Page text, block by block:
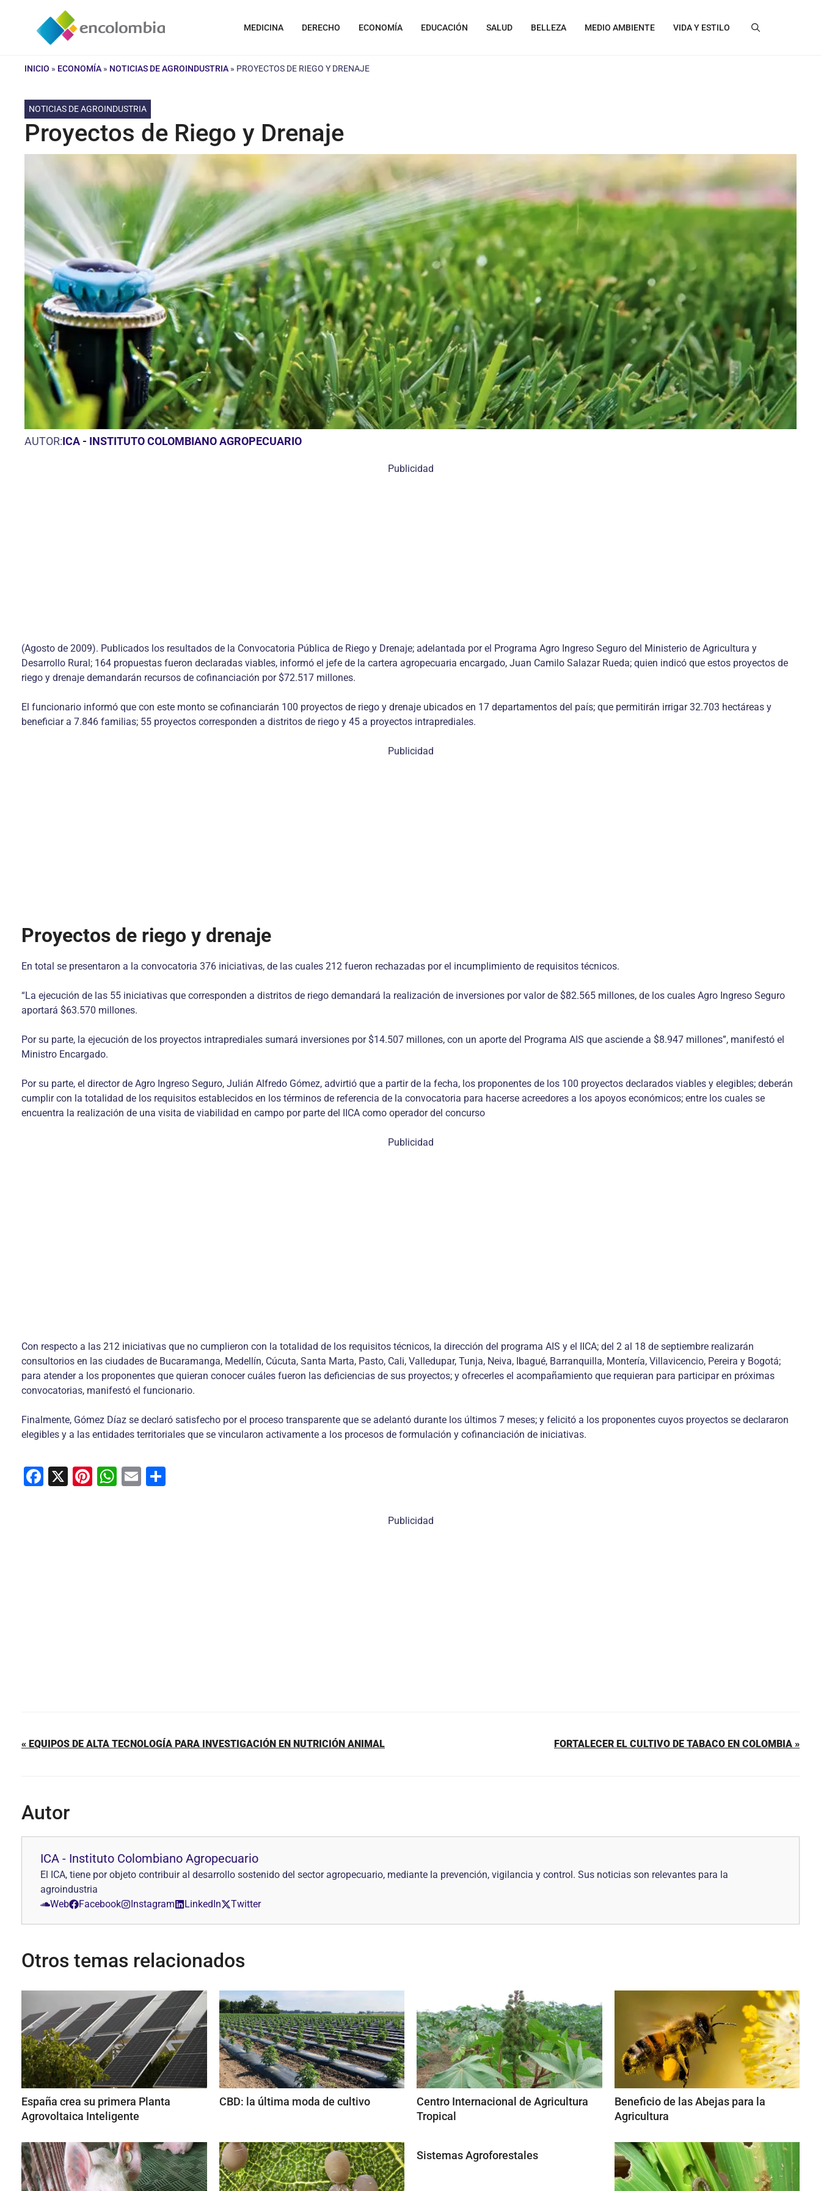
contenido
MEDICINA DERECHO ECONOMÍA EDUCACIÓN SALUD BELLEZA MEDIO AMBIENTE VIDA Y ESTILO
INICIO » ECONOMÍA » NOTICIAS DE AGROINDUSTRIA » PROYECTOS DE RIEGO Y DRENAJE
NOTICIAS DE AGROINDUSTRIA
Proyectos de Riego y Drenaje
AUTOR:ICA - INSTITUTO COLOMBIANO AGROPECUARIO
Publicidad
(Agosto de 2009). Publicados los resultados de la Convocatoria Pública de Riego y Drenaje; adelantada por el Programa Agro Ingreso Seguro del Ministerio de Agricultura y
Desarrollo Rural; 164 propuestas fueron declaradas viables, informó el jefe de la cartera agropecuaria encargado, Juan Camilo Salazar Rueda; quien indicó que estos proyectos de
riego y drenaje demandarán recursos de cofinanciación por $72.517 millones.
El funcionario informó que con este monto se cofinanciarán 100 proyectos de riego y drenaje ubicados en 17 departamentos del país; que permitirán irrigar 32.703 hectáreas y
beneficiar a 7.846 familias; 55 proyectos corresponden a distritos de riego y 45 a proyectos intraprediales.
Publicidad
Proyectos de riego y drenaje
En total se presentaron a la convocatoria 376 iniciativas, de las cuales 212 fueron rechazadas por el incumplimiento de requisitos técnicos.
“La ejecución de las 55 iniciativas que corresponden a distritos de riego demandará la realización de inversiones por valor de $82.565 millones, de los cuales Agro Ingreso Seguro
aportará $63.570 millones.
Por su parte, la ejecución de los proyectos intraprediales sumará inversiones por $14.507 millones, con un aporte del Programa AIS que asciende a $8.947 millones”, manifestó el
Ministro Encargado.
Por su parte, el director de Agro Ingreso Seguro, Julián Alfredo Gómez, advirtió que a partir de la fecha, los proponentes de los 100 proyectos declarados viables y elegibles; deberán
cumplir con la totalidad de los requisitos establecidos en los términos de referencia de la convocatoria para hacerse acreedores a los apoyos económicos; entre los cuales se
encuentra la realización de una visita de viabilidad en campo por parte del IICA como operador del concurso
Publicidad
Con respecto a las 212 iniciativas que no cumplieron con la totalidad de los requisitos técnicos, la dirección del programa AIS y el IICA; del 2 al 18 de septiembre realizarán
consultorios en las ciudades de Bucaramanga, Medellín, Cúcuta, Santa Marta, Pasto, Cali, Valledupar, Tunja, Neiva, Ibagué, Barranquilla, Montería, Villavicencio, Pereira y Bogotá;
para atender a los proponentes que quieran conocer cuáles fueron las deficiencias de sus proyectos; y ofrecerles el acompañamiento que requieran para participar en próximas
convocatorias, manifestó el funcionario.
Finalmente, Gómez Díaz se declaró satisfecho por el proceso transparente que se adelantó durante los últimos 7 meses; y felicitó a los proponentes cuyos proyectos se declararon
elegibles y a las entidades territoriales que se vincularon activamente a los procesos de formulación y cofinanciación de iniciativas.
F
X
Pi W E
Publicidad
« EQUIPOS DE ALTA TECNOLOGÍA PARA INVESTIGACIÓN EN NUTRICIÓN ANIMAL FORTALECER EL CULTIVO DE TABACO EN COLOMBIA »
Autor
ICA - Instituto Colombiano Agropecuario
El ICA, tiene por objeto contribuir al desarrollo sostenido del sector agropecuario, mediante la prevención, vigilancia y control. Sus noticias son relevantes para la
agroindustria
Web
Facebook Instagram LinkedIn Twitter
Otros temas relacionados
España crea su primera Planta
Agrovoltaica Inteligente
CBD: la última moda de cultivo
Centro Internacional de Agricultura
Tropical
Beneficio de las Abejas para la
Agricultura
Sistemas Agroforestales